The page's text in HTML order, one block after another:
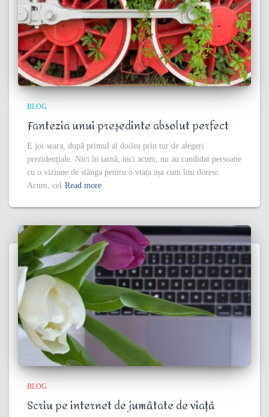
BLOG
Fantezia unui președinte absolut perfect
E joi seara, după primul al doilea prin tur de alegeri
prezidențiale. Nici în iarnă, nici acum, nu au candidat persoane
cu o viziune de stânga pentru o viața așa cum îmi doresc.
Acum, cel Read more
BLOG
Scriu pe internet de jumătate de viață